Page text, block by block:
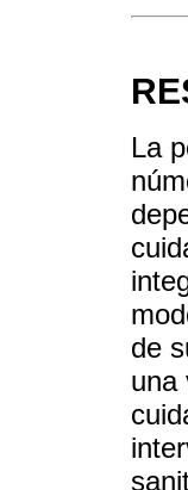
La
de
una